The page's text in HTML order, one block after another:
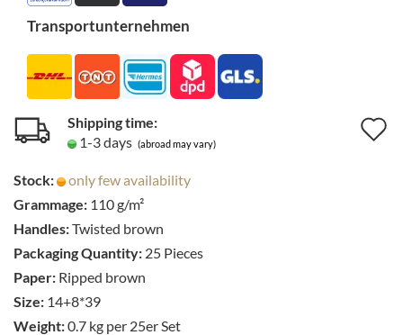
Transportunternehmen
Shipping time:
1-3 days (abroad may vary)
Stock:
only few availability
Grammage: 110 g/m²
Handles:Twisted brown
Packaging Quantity: 25 Pieces
Paper: Ripped brown
Size: 14+8*39
Weight:0.7 kg per 25er Set